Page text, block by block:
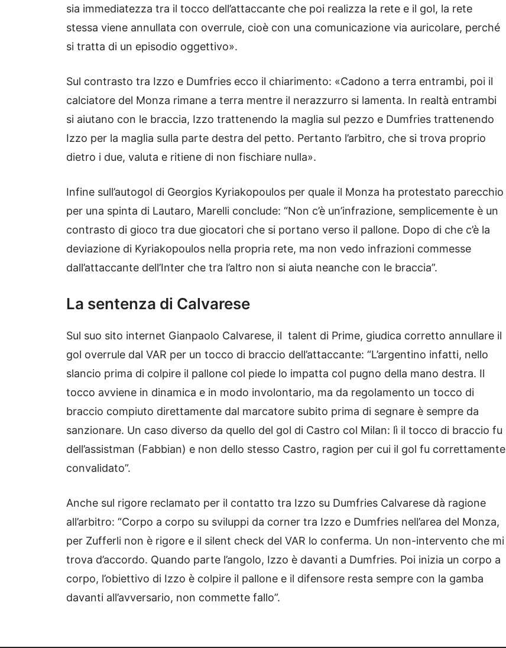
sia immediatezza tra il tocco dell’attaccante che poi realizza la rete e il gol, la rete
stessa viene annullata con overrule, cioè con una comunicazione via auricolare, perché
si tratta di un episodio oggettivo».
Sul contrasto tra Izzo e Dumfries ecco il chiarimento: «Cadono a terra entrambi, poi il
calciatore del Monza rimane a terra mentre il nerazzurro si lamenta. In realtà entrambi
si aiutano con le braccia, Izzo trattenendo la maglia sul pezzo e Dumfries trattenendo
Izzo per la maglia sulla parte destra del petto. Pertanto l’arbitro, che si trova proprio
dietro i due, valuta e ritiene di non fischiare nulla».
Infine sull’autogol di Georgios Kyriakopoulos per quale il Monza ha protestato parecchio
per una spinta di Lautaro, Marelli conclude: “Non c’è un’infrazione, semplicemente è un
contrasto di gioco tra due giocatori che si portano verso il pallone. Dopo di che c’è la
deviazione di Kyriakopoulos nella propria rete, ma non vedo infrazioni commesse
dall’attaccante dell’Inter che tra l’altro non si aiuta neanche con le braccia”.
La sentenza di Calvarese
Sul suo sito internet Gianpaolo Calvarese, il talent di Prime, giudica corretto annullare il
gol overrule dal VAR per un tocco di braccio dell’attaccante: “L’argentino infatti, nello
slancio prima di colpire il pallone col piede lo impatta col pugno della mano destra. Il
tocco avviene in dinamica e in modo involontario, ma da regolamento un tocco di
braccio compiuto direttamente dal marcatore subito prima di segnare è sempre da
sanzionare. Un caso diverso da quello del gol di Castro col Milan: lì il tocco di braccio fu
dell’assistman (Fabbian) e non dello stesso Castro, ragion per cui il gol fu correttamente
convalidato”.
Anche sul rigore reclamato per il contatto tra Izzo su Dumfries Calvarese dà ragione
all’arbitro: “Corpo a corpo su sviluppi da corner tra Izzo e Dumfries nell’area del Monza,
per Zufferli non è rigore e il silent check del VAR lo conferma. Un non-intervento che mi
trova d’accordo. Quando parte l’angolo, Izzo è davanti a Dumfries. Poi inizia un corpo a
corpo, l’obiettivo di Izzo è colpire il pallone e il difensore resta sempre con la gamba
davanti all’avversario, non commette fallo”.